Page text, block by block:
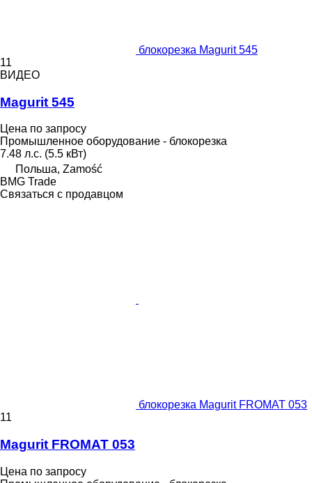
блокорезка Magurit 545
11
ВИДЕО
Magurit 545
Цена по запросу
Промышленное оборудование - блокорезка
7.48 л.с. (5.5 кВт)
Польша, Zamość
BMG Trade
Связаться с продавцом
блокорезка Magurit FROMAT 053
11
Magurit FROMAT 053
Цена по запросу